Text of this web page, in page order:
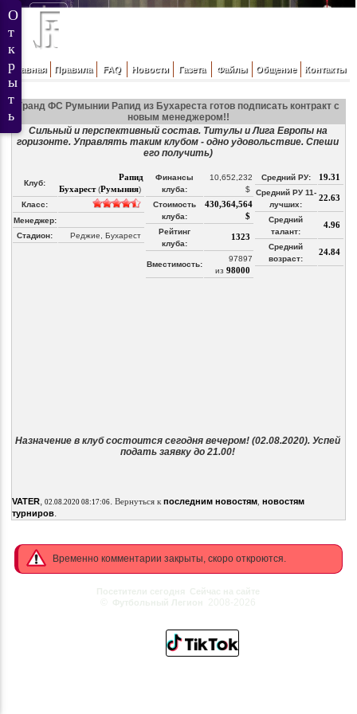
Главная Правила FAQ Новости Газета Файлы Общение Контакты
Гранд ФС Румынии Рапид из Бухареста готов подписать контракт с
новым менеджером!!
Сильный и перспективный состав. Титулы и Лига Европы на
горизонте. Управлять таким клубом - одно удовольствие. Спеши
его получить)
Клуб:
Рапид
Бухарест(Румыния)
Класс:
Менеджер:
Стадион:
Реджие, Бухарест
Финансы
клуба:
10,652,232
$
Стоимость
клуба:
430,364,564
$
Рейтинг
клуба:
1323
Вместимость:
97897
из 98000
Средний РУ: 19.31
Средний РУ 11-
лучших:
22.63
Средний
талант:
4.96
Средний
возраст:
24.84
Назначение в клуб состоится сегодня вечером! (02.08.2020). Успей
подать заявку до 21.00!
VATER, 02.08.2020 08:17:06. Вернуться к последним новостям, новостям
турниров.
Временно комментарии закрыты, скоро откроются.